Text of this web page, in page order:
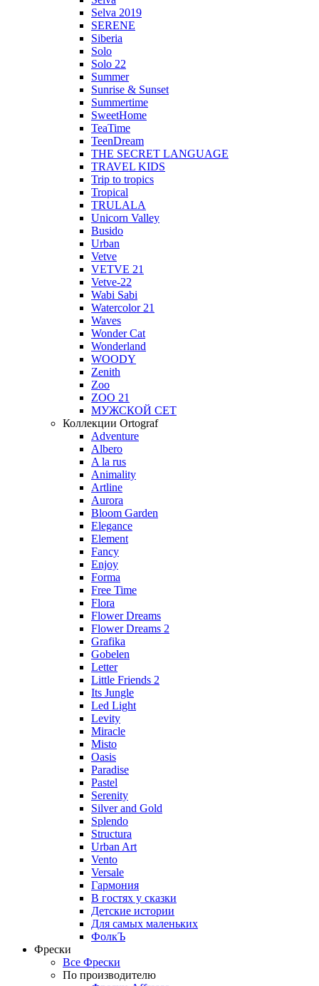
Selva 2019
SERENE
Siberia
Solo
Solo 22
Summer
Sunrise & Sunset
Summertime
SweetHome
TeaTime
TeenDream
THE SECRET LANGUAGE
TRAVEL KIDS
Trip to tropics
Tropical
TRULALA
Unicorn Valley
Busido
Urban
Vetve
VETVE 21
Vetve-22
Wabi Sabi
Watercolor 21
Waves
Wonder Cat
Wonderland
WOODY
Zenith
Zoo
ZOO 21
МУЖСКОЙ СЕТ
Коллекции Ortograf
Adventure
Albero
A la rus
Animality
Artline
Aurora
Bloom Garden
Elegance
Element
Fancy
Enjoy
Forma
Free Time
Flora
Flower Dreams
Flower Dreams 2
Grafika
Gobelen
Letter
Little Friends 2
Its Jungle
Led Light
Levity
Miracle
Misto
Oasis
Paradise
Pastel
Serenity
Silver and Gold
Splendo
Structura
Urban Art
Vento
Versale
Гармония
В гостях у сказки
Детские истории
Для самых маленьких
ФолкЪ
Фрески
Все Фрески
По производителю